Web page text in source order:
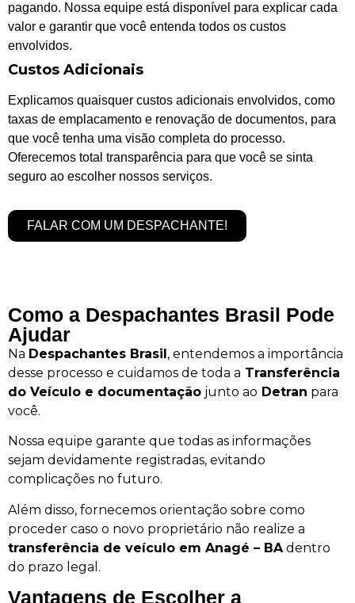
pagando. Nossa equipe está disponível para explicar cada
valor e garantir que você entenda todos os custos
envolvidos.
Custos Adicionais
Explicamos quaisquer custos adicionais envolvidos, como
taxas de emplacamento e renovação de documentos, para
que você tenha uma visão completa do processo.
Oferecemos total transparência para que você se sinta
seguro ao escolher nossos serviços.
FALAR COM UM DESPACHANTE!
Como a Despachantes Brasil Pode
Ajudar
Na Despachantes Brasil, entendemos a importância
desse processo e cuidamos de toda a Transferência
do Veículo e documentação junto ao Detran para
você.
Nossa equipe garante que todas as informações
sejam devidamente registradas, evitando
complicações no futuro.
Além disso, fornecemos orientação sobre como
proceder caso o novo proprietário não realize a
transferência de veículo em Anagé – BA dentro
do prazo legal.
Vantagens de Escolher a